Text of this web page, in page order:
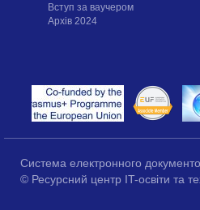
Вступ за ваучером
Архів 2024
Система електронного
© Ресурсний центр IT-освіти та